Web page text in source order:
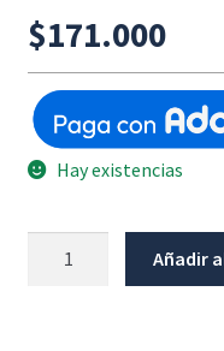
$171.000
Hay existencias
Añadir